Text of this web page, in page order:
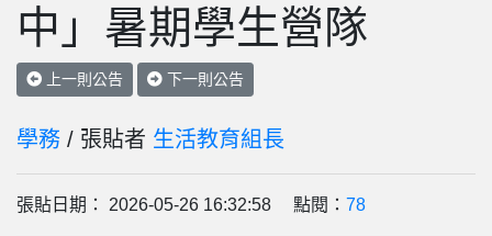
中」暑期學生營隊
上一則公告 下一則公告
學務 / 張貼者 生活教育組長
張貼日期： 2026-05-26 16:32:58 點閱： 78